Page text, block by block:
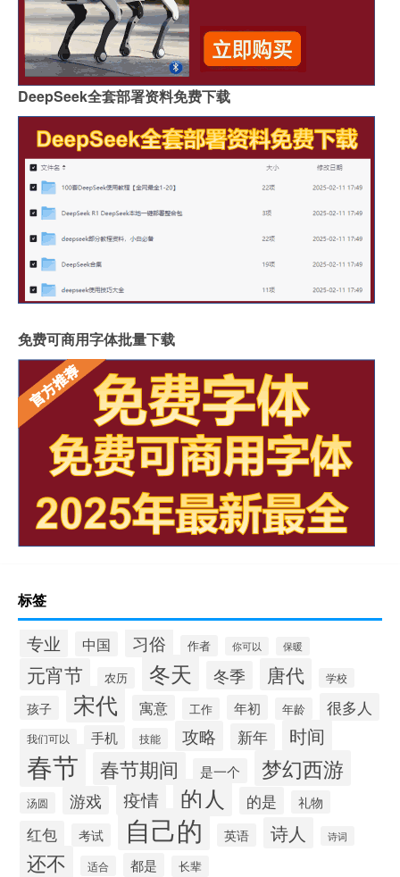
DeepSeek全套部署资料免费下载
免费可商用字体批量下载
标签
专业 中国 习俗 作者 你可以 保暖
元宵节 农历 冬天 冬季 唐代 学校
孩子 宋代 寓意 工作 年初 年龄 很多人
我们可以 手机 技能 攻略 新年 时间
春节 春节期间 是一个 梦幻西游
汤圆 游戏 疫情 的人 的是 礼物
红包 考试 自己的 英语 诗人 诗词
还不 适合 都是 长辈